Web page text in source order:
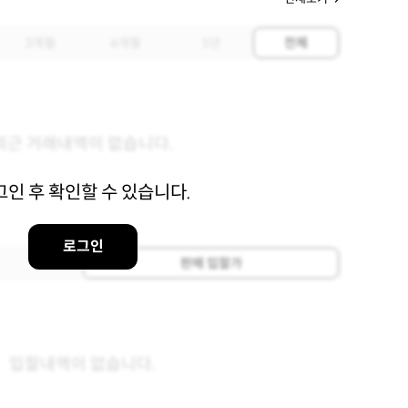
인 후 확인할 수 있습니다.
로그인
전체
판매 입찰가